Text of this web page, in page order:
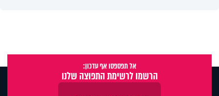
אל תפספסו אף עדכון:
הרשמו לרשימת התפוצה שלנו